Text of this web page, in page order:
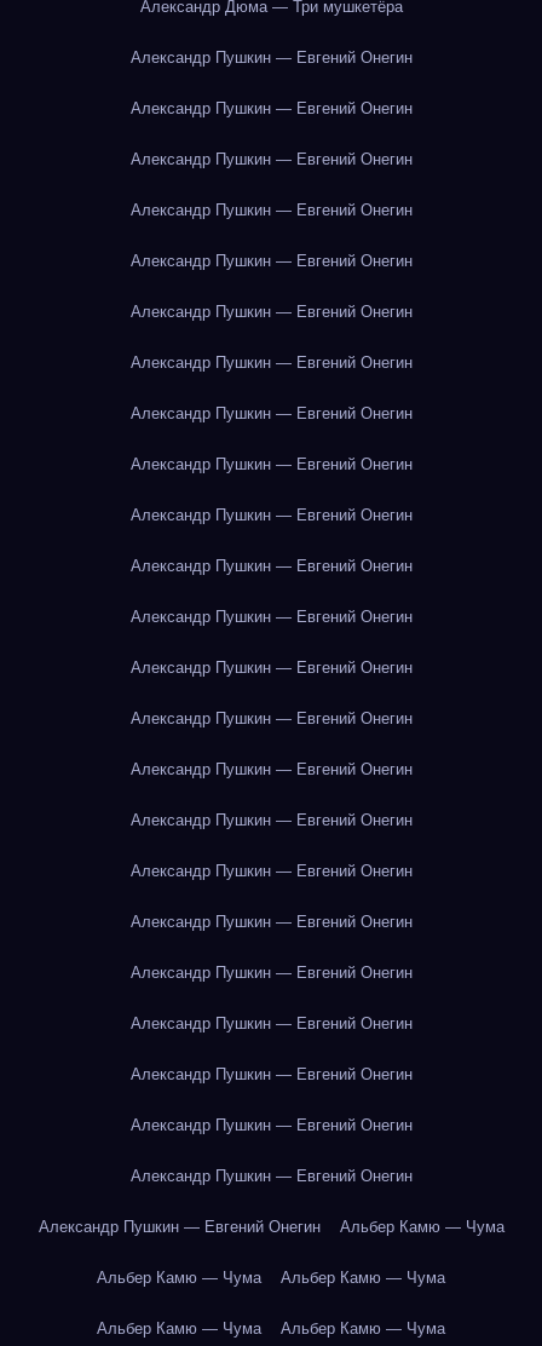
Александр Дюма — Три мушкетёра
Александр Пушкин — Евгений Онегин
Александр Пушкин — Евгений Онегин
Александр Пушкин — Евгений Онегин
Александр Пушкин — Евгений Онегин
Александр Пушкин — Евгений Онегин
Александр Пушкин — Евгений Онегин
Александр Пушкин — Евгений Онегин
Александр Пушкин — Евгений Онегин
Александр Пушкин — Евгений Онегин
Александр Пушкин — Евгений Онегин
Александр Пушкин — Евгений Онегин
Александр Пушкин — Евгений Онегин
Александр Пушкин — Евгений Онегин
Александр Пушкин — Евгений Онегин
Александр Пушкин — Евгений Онегин
Александр Пушкин — Евгений Онегин
Александр Пушкин — Евгений Онегин
Александр Пушкин — Евгений Онегин
Александр Пушкин — Евгений Онегин
Александр Пушкин — Евгений Онегин
Александр Пушкин — Евгений Онегин
Александр Пушкин — Евгений Онегин
Александр Пушкин — Евгений Онегин
Александр Пушкин — Евгений Онегин Альбер Камю — Чума
Альбер Камю — Чума Альбер Камю — Чума
Альбер Камю — Чума Альбер Камю — Чума